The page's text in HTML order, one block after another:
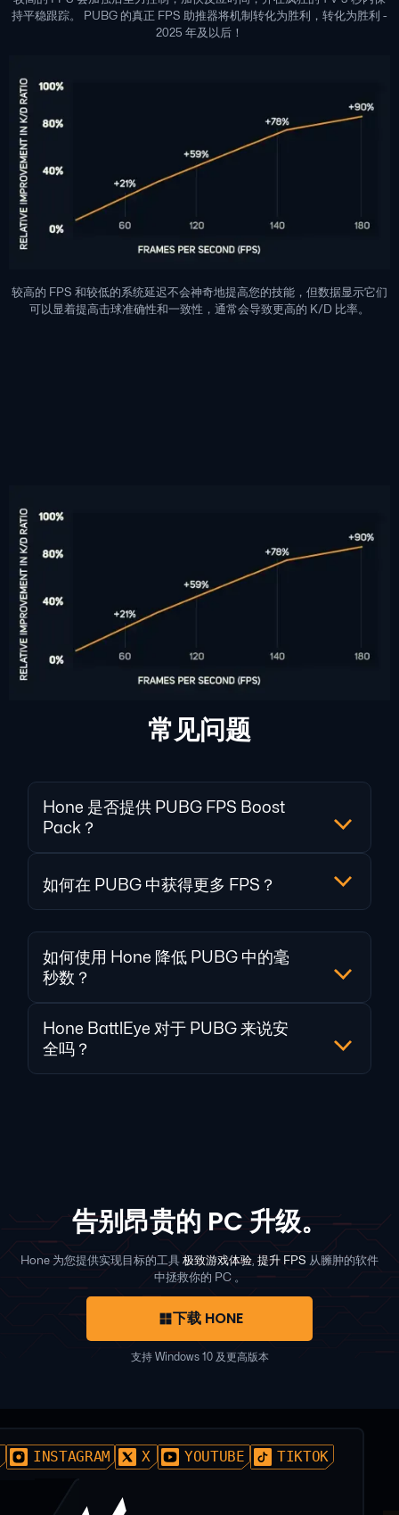
持平稳跟踪。 PUBG 的真正 FPS 助推器将机制转化为胜利，转化为胜利 -
2025 年及以后！
较高的 FPS 和较低的系统延迟不会神奇地提高您的技能，但数据显示它们
可以显着提高击球准确性和一致性，通常会导致更高的 K/D 比率。
常见问题
Hone 是否提供 PUBG FPS Boost
Pack？
如何在 PUBG 中获得更多 FPS？
如何使用 Hone 降低 PUBG 中的毫
秒数？
Hone BattlEye 对于 PUBG 来说安
全吗？
告别昂贵的 PC 升级。
Hone 为您提供实现目标的工具 极致游戏体验 提升 FPS 从臃肿的软件
中拯救你的 PC 。
下载 HONE
支持 Windows 10 及更高版本
INSTAGRAM X YOUTUBE TIKTOK